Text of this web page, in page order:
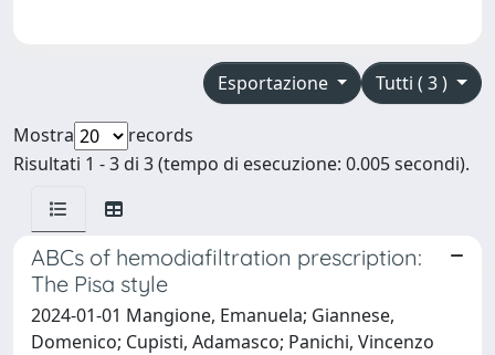
Tutti ( 3 )
Esportazione
Mostra
records
Risultati 1 - 3 di 3 (tempo di esecuzione: 0.005 secondi).
ABCs of hemodiafiltration prescription:
The Pisa style
2024-01-01 Mangione, Emanuela; Giannese,
Domenico; Cupisti, Adamasco; Panichi, Vincenzo